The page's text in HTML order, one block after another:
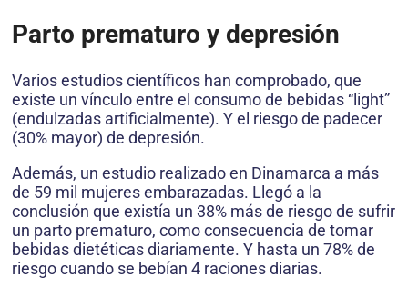
Parto prematuro y depresión
Varios estudios científicos han comprobado, que
existe un vínculo entre el consumo de bebidas “light”
(endulzadas artificialmente). Y el riesgo de padecer
(30% mayor) de depresión.
Además, un estudio realizado en Dinamarca a más
de 59 mil mujeres embarazadas. Llegó a la
conclusión que existía un 38% más de riesgo de sufrir
un parto prematuro, como consecuencia de tomar
bebidas dietéticas diariamente. Y hasta un 78% de
riesgo cuando se bebían 4 raciones diarias.